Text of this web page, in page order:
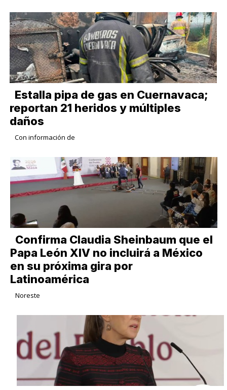
Estalla pipa de gas en Cuernavaca;
reportan 21 heridos y múltiples
daños
Con información de
Confirma Claudia Sheinbaum que el
Papa León XIV no incluirá a México
en su próxima gira por
Latinoamérica
Noreste